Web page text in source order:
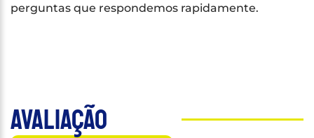
perguntas que respondemos rapidamente.
Avaliação